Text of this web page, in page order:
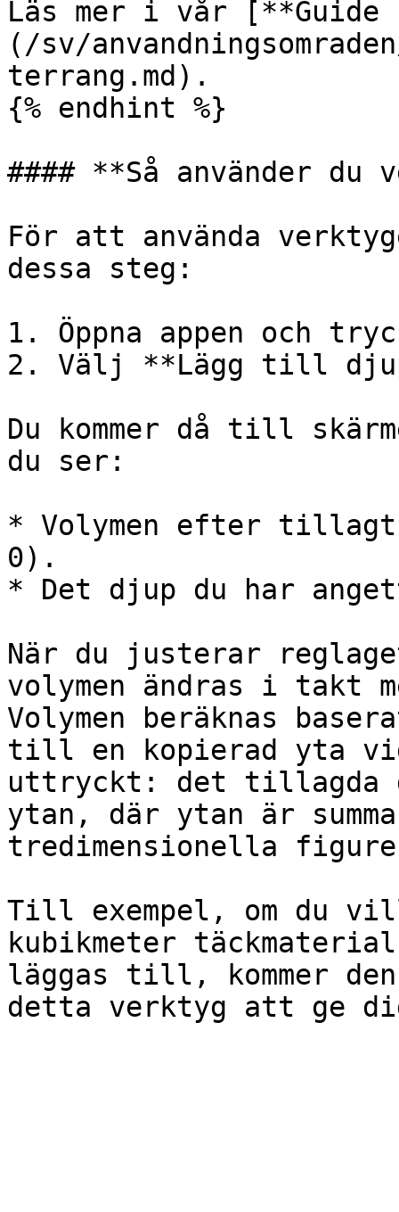
Läs mer i vår [**Guide
(/sv/
terrang.md).
{% endhint %}
#### **Så använder
För att använda
dessa steg:
1. Öppna appen och
2. Välj **Lägg till
Du kommer då till
du ser:
* Volymen efter
0).
* Det djup du har
När du justerar
volymen ändras i takt
Volymen beräknas
till en kopierad yta
uttryckt: det tillagda
ytan, där ytan är
tredimensionella
Till exempel, om du
kubikmeter
läggas till, kommer den